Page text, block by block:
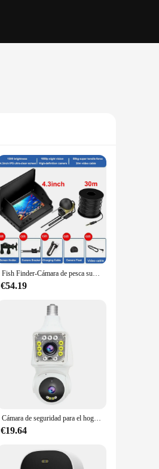
Fish Finder-Cámara de pesca subacuática, pantalla LCD de 4,3 pulgadas, 220 °, impermeable, IPS, 1080P, 9 horas de duración, visión nocturna, 20/30m
€54.19
Cámara de seguridad para el hogar, videocámara IP con bombilla de doble lente de 4MP, 2,4G, WiFi, seguimiento humano, visión nocturna a todo Color
€19.64